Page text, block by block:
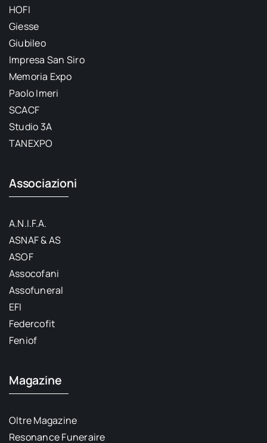
HOFI
Giesse
Giubileo
Impresa San Siro
Memoria Expo
Paolo Imeri
SCACF
Studio 3A
TANEXPO
Associazioni
A.N.I.F.A.
ASNAF & AS
ASOF
Assocofani
Assofuneral
EFI
Federcofit
Feniof
Magazine
Oltre Magazine
Resonance Funeraire